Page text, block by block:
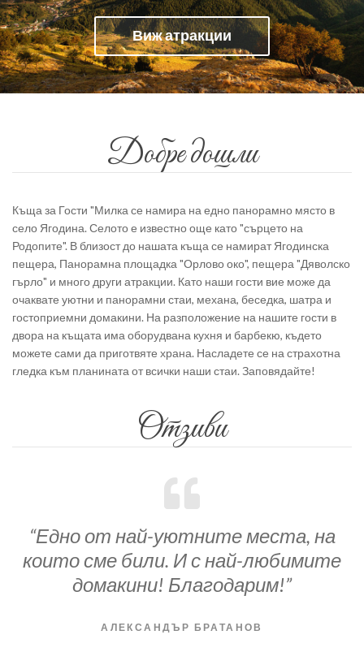
Виж атракции
Добре дошли
Къща за Гости "Милка се намира на едно панорамно място в
село Ягодина. Селото е известно още като "сърцето на
Родопите". В близост до нашата къща се намират Ягодинска
пещера, Панорамна площадка "Орлово око", пещера "Дяволско
гърло" и много други атракции. Като наши гости вие може да
очаквате уютни и панорамни стаи, механа, беседка, шатра и
гостоприемни домакини. На разположение на нашите гости в
двора на къщата има оборудвана кухня и барбекю, където
можете сами да приготвяте храна. Насладете се на страхотна
гледка към планината от всички наши стаи. Заповядайте!
Отзиви
“Едно от най-уютните места, на
които сме били. И с най-любимите
домакини! Благодарим!”
АЛЕКСАНДЪР БРАТАНОВ